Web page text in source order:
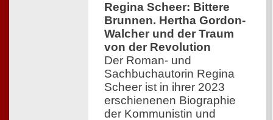
Regina Scheer: Bittere
Brunnen. Hertha Gordon-
Walcher und der Traum
von der Revolution
Der Roman- und
Sachbuchautorin Regina
Scheer ist in ihrer 2023
erschienenen Biographie
der Kommunistin und